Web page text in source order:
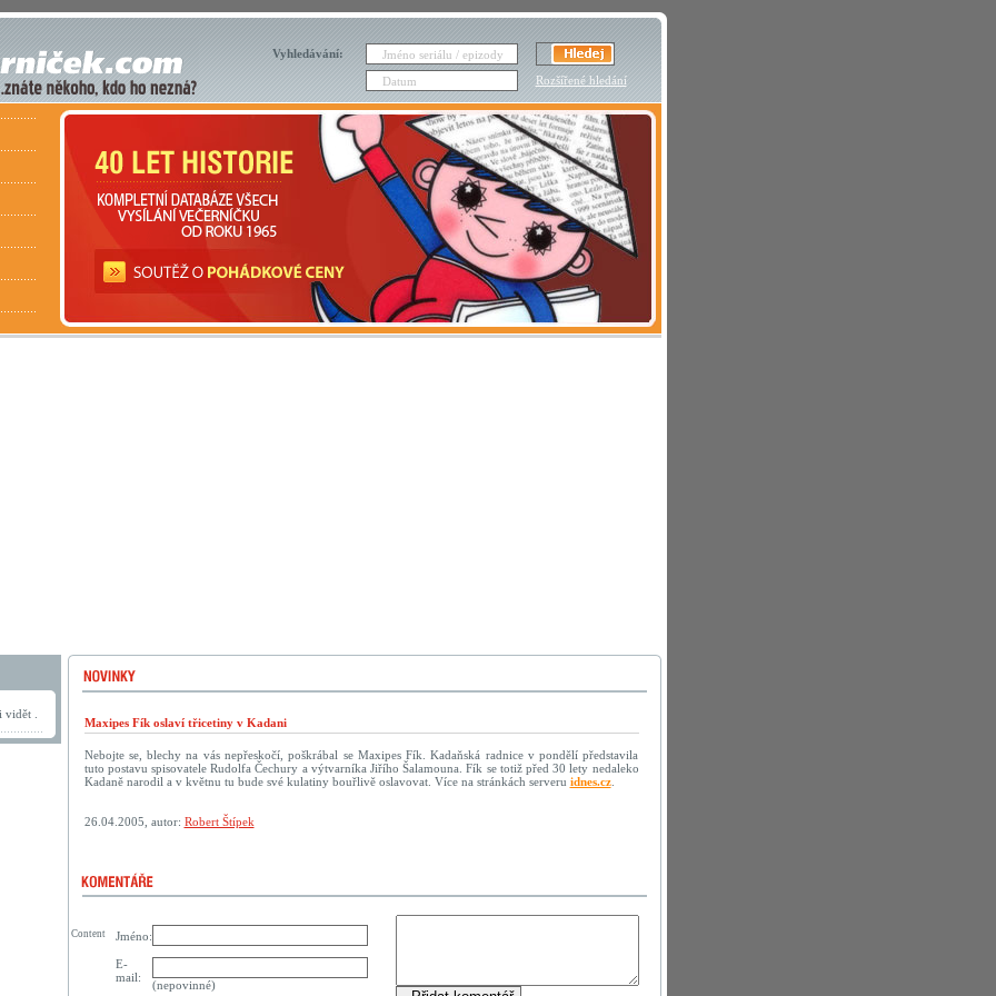
Vyhledávání:
Rozšířené hledání
.
Maxipes Fík oslaví třicetiny v Kadani
Nebojte se, blechy na vás nepřeskočí, poškrábal se Maxipes Fík. Kadaňská radnice v pondělí představila
tuto postavu spisovatele Rudolfa Čechury a výtvarníka Jiřího Šalamouna. Fík se totiž před 30 lety nedaleko
Kadaně narodil a v květnu tu bude své kulatiny bouřlivě oslavovat. Více na stránkách serveru idnes.cz.
26.04.2005, autor: Robert Štípek
Jméno:
E-
mail:
(nepovinné)
Content